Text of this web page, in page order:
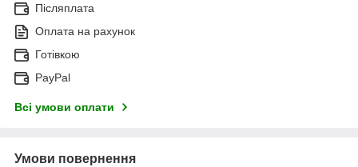
Післяплата
Оплата на рахунок
Готівкою
PayPal
Всі умови оплати
Умови повернення